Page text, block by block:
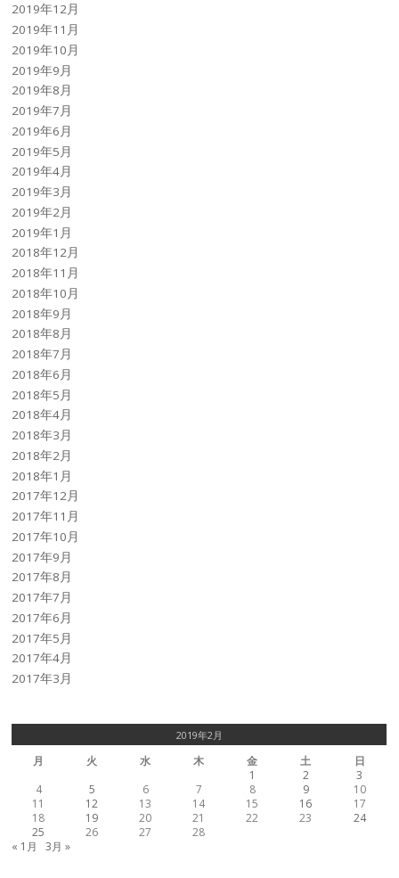
2019年12月
2019年11月
2019年10月
2019年9月
2019年8月
2019年7月
2019年6月
2019年5月
2019年4月
2019年3月
2019年2月
2019年1月
2018年12月
2018年11月
2018年10月
2018年9月
2018年8月
2018年7月
2018年6月
2018年5月
2018年4月
2018年3月
2018年2月
2018年1月
2017年12月
2017年11月
2017年10月
2017年9月
2017年8月
2017年7月
2017年6月
2017年5月
2017年4月
2017年3月
2019年2月
月 火 水 木 金 土
日
1
2
3
4
5 6 7 8 9
10
11
12 13 14 15 16
17
18
19 20 21 22 23
24
25
26 27
28
« 1月
3月 »